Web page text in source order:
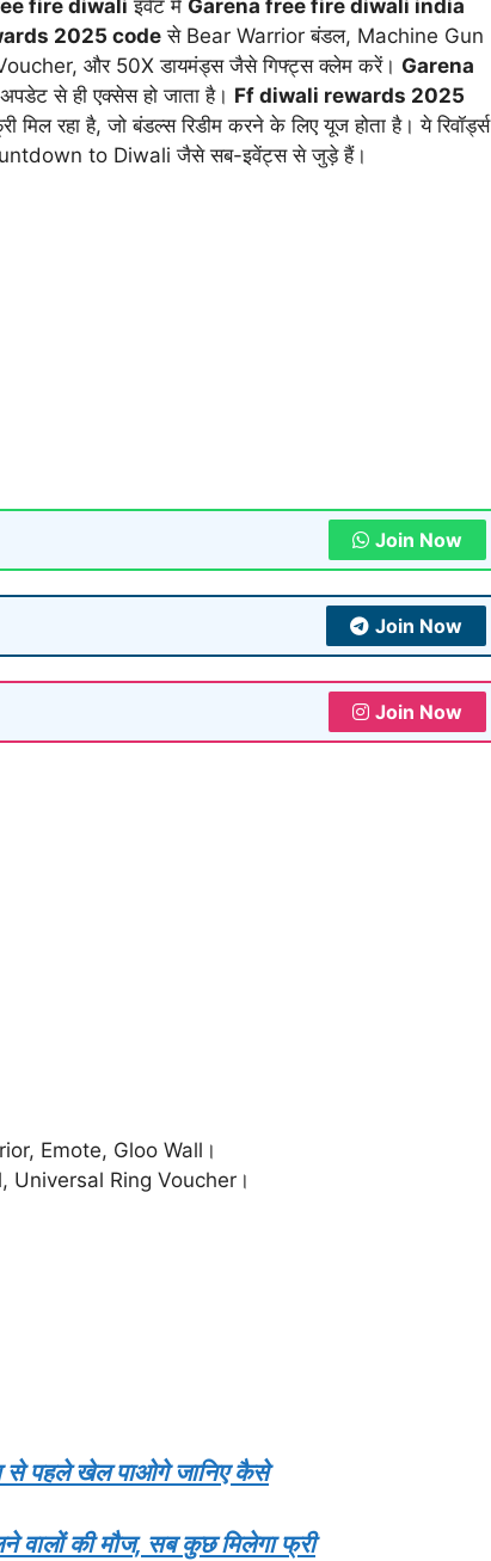
fire diwali इवेंट में Garena free fire diwali india
2025 code से Bear Warrior बंडल, Machine Gun
और 50X डायमंड्स जैसे गिफ्ट्स क्लेम करें। Garena
से ही एक्सेस हो जाता है। Ff diwali rewards 2025
रहा है, जो बंडल्स रिडीम करने के लिए यूज होता है। ये रिवॉर्ड्स
to Diwali जैसे सब-इवेंट्स से जुड़े हैं।
Join Now
Join Now
Join Now
Emote, Gloo Wall।
Universal Ring Voucher।
पहले खेल पाओगे जानिए कैसे
की मौज, सब कुछ मिलेगा फ्री